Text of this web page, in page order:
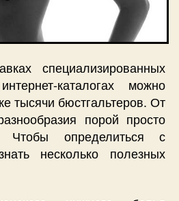
специализированных
каталогах можно
тысячи бюстгальтеров. От
порой просто
Чтобы определиться с
несколько полезных